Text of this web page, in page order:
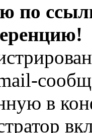
по
в